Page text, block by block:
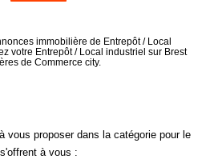
GERER
CONTACT
immobilière de Entrepôt / Local
votre Entrepôt / Local industriel sur Brest
de Commerce city.
vous proposer dans la catégorie pour le
à vous :